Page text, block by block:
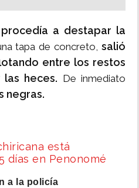
a destapar la
tapa de concreto, salió
entre los restos
heces. De inmediato
negras.
está
días en Penonomé
a la policía